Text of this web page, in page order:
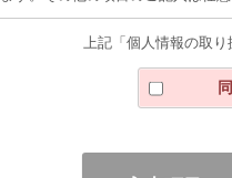
通知、開示、内容の訂正・追加
し出、その他の問い合わせにつ
上記「個人情報の取